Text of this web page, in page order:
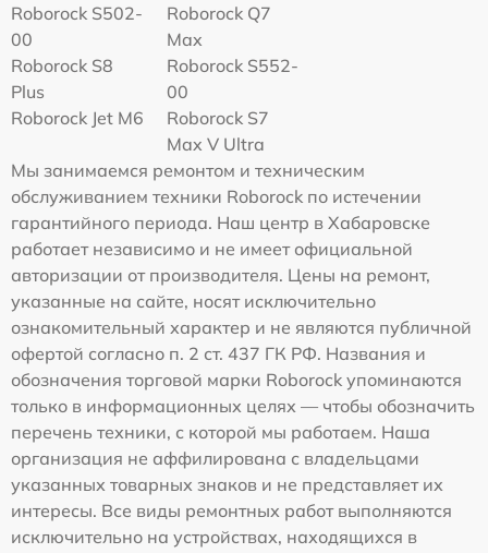
Roborock S502-
00
Roborock Q7
Max
Roborock S8
Plus
Roborock S552-
00
Roborock Jet M6
Roborock S7
Max V Ultra
Мы занимаемся ремонтом и техническим
обслуживанием техники Roborock по истечении
гарантийного периода. Наш центр в Хабаровске
работает независимо и не имеет официальной
авторизации от производителя. Цены на ремонт,
указанные на сайте, носят исключительно
ознакомительный характер и не являются публичной
офертой согласно п. 2 ст. 437 ГК РФ. Названия и
обозначения торговой марки Roborock упоминаются
только в информационных целях — чтобы обозначить
перечень техники, с которой мы работаем. Наша
организация не аффилирована с владельцами
указанных товарных знаков и не представляет их
интересы. Все виды ремонтных работ выполняются
исключительно на устройствах, находящихся в